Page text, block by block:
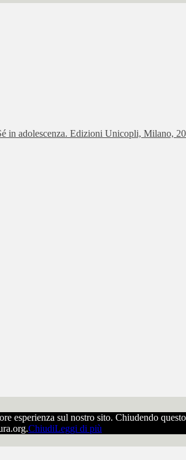
in adolescenza. Edizioni Unicopli, Milano,
esperienza sul nostro sito. Chiudendo
ChiudiLeggi di più